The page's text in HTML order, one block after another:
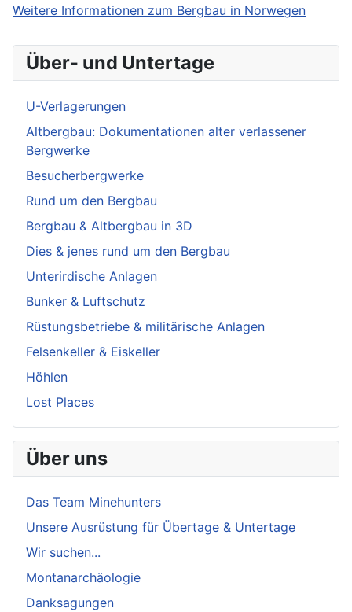
Weitere Informationen zum Bergbau in Norwegen
Über- und Untertage
U-Verlagerungen
Altbergbau: Dokumentationen alter verlassener
Bergwerke
Besucherbergwerke
Rund um den Bergbau
Bergbau & Altbergbau in 3D
Dies & jenes rund um den Bergbau
Unterirdische Anlagen
Bunker & Luftschutz
Rüstungsbetriebe & militärische Anlagen
Felsenkeller & Eiskeller
Höhlen
Lost Places
Über uns
Das Team Minehunters
Unsere Ausrüstung für Übertage & Untertage
Wir suchen...
Montanarchäologie
Danksagungen